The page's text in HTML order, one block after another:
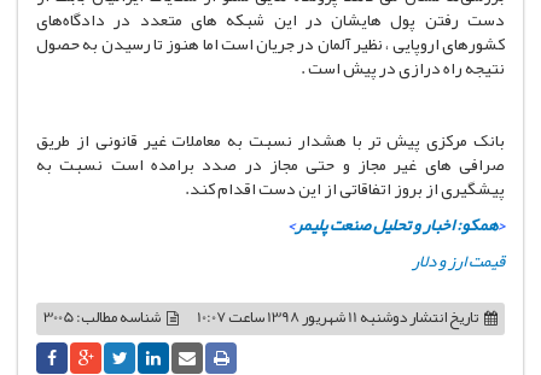
دست رفتن پول هایشان در این شبکه های متعدد در دادگاه‌های
کشورهای اروپایی ، نظیر آلمان در جریان است اما هنوز تا رسیدن به حصول
نتیجه راه درازی در پیش است .
بانک مرکزی پیش تر با هشدار نسبت به معاملات غیر قانونی از طریق
صرافی های غیر مجاز و حتی مجاز در صدد برامده است نسبت به
پیشگیری از بروز اتفاقاتی از این دست اقدام کند.
<همکو: اخبار و تحلیل صنعت پلیمر>
قیمت ارز و دلار
شناسه مطالب: 3005 تاریخ انتشاردوشنبه 11 شهریور 1398 ساعت 10:07